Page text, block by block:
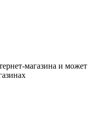
магазина и может